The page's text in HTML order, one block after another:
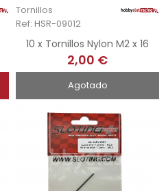
Tornillos
Ref: HSR-09012
10 x Tornillos Nylon M2 x 16
2,00 €
Agotado